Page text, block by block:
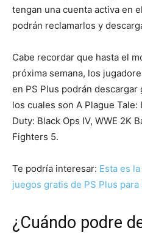
tengan una cuenta activa en
podrán reclamarlos y
Cabe recordar que hasta el
próxima semana, los
en PS Plus podrán
los cuales son A Plague Tale:
Duty: Black Ops IV, WWE 2K
Fighters 5.
Te podría interesar: Esta es
juegos gratis de PS Plus
¿Cuándo podre